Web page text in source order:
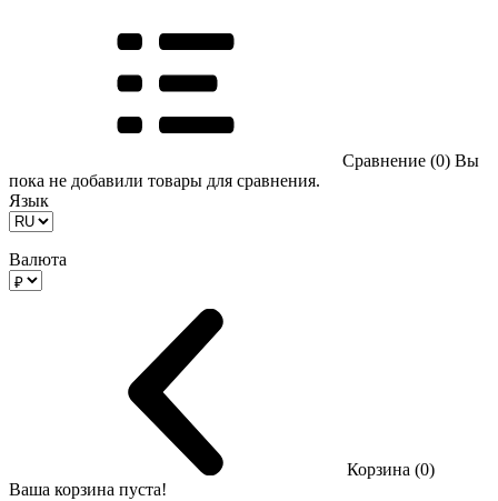
Сравнение (0) Вы
пока не добавили товары для сравнения.
Язык
Валюта
Корзина (0)
Ваша корзина пуста!